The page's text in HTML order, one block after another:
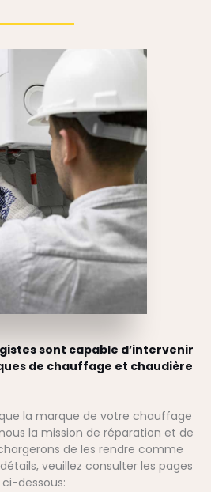
sont capable d’intervenir
de chauffage et chaudière
la marque de votre chauffage
la mission de réparation et de
de les rendre comme
veuillez consulter les pages
ci-dessous: